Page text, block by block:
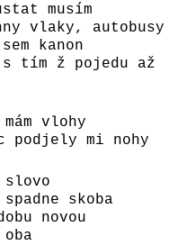
musím
vlaky, autobusy
kanon
tím ž pojedu až
vlohy
podjely mi nohy
skoba
novou